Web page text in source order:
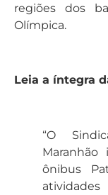
regiões dos
Olímpica.
Leia a íntegra
“O
ônibus